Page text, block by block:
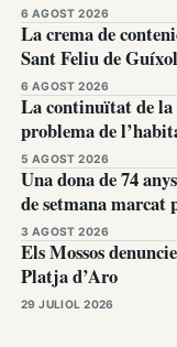
6 AGOST 2026
La crema de
Sant Feliu de
6 AGOST 2026
La continuïtat de la
problema de
5 AGOST 2026
Una dona de 74
de setmana marcat
3 AGOST 2026
Els Mossos
Platja d’Aro
29 JULIOL 2026